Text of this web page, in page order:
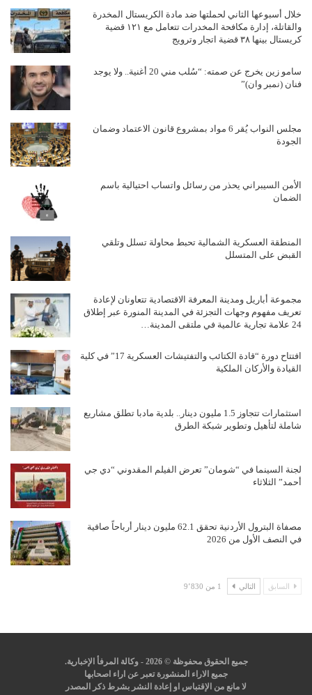
خلال أسبوعها الثاني لحملتها ضد مادة الكريستال المخدرة
والقاتلة، إدارة مكافحة المخدرات تتعامل مع ١٢١ قضية
كريستال بينها ٣٨ قضية اتجار وترويج
سامو زين يخرج عن صمته: “سُلب مني 20 أغنية.. ولا يوجد
فنان (نمبر وان)”
مجلس النواب يُقر 6 مواد بمشروع قانون الاعتماد وضمان
الجودة
الأمن السيبراني يحذر من رسائل واتساب احتيالية باسم
الضمان
المنطقة العسكرية الشمالية تحبط محاولة تسلل وتلقي
القبض على المتسلل
مجموعة أباريل ومدينة المعرفة الاقتصادية تتعاونان لإعادة
تعريف مفهوم وجهات التجزئة في المدينة المنورة عبر إطلاق
24 علامة تجارية عالمية في ملتقى المدينة…
افتتاح دورة “قادة الكتائب والتفتيشات العسكرية 17” في كلية
القيادة والأركان الملكية
استثمارات تتجاوز 1.5 مليون دينار.. بلدية مادبا تطلق مشاريع
شاملة لتأهيل وتطوير شبكة الطرق
لجنة السينما في “شومان” تعرض الفيلم المقدوني “دي جي
أحمد” الثلاثاء
مصفاة البترول الأردنية تحقق 62.1 مليون دينار أرباحاً صافية
في النصف الأول من 2026
السابق التالي 1 من 9٬830
جميع الحقوق محفوظة © 2026 - وكالة المرفأ الإخبارية.
جميع الاراء المنشورة تعبر عن اراء اصحابها
لا مانع من الإقتباس او إعادة النشر بشرط ذكر المصدر